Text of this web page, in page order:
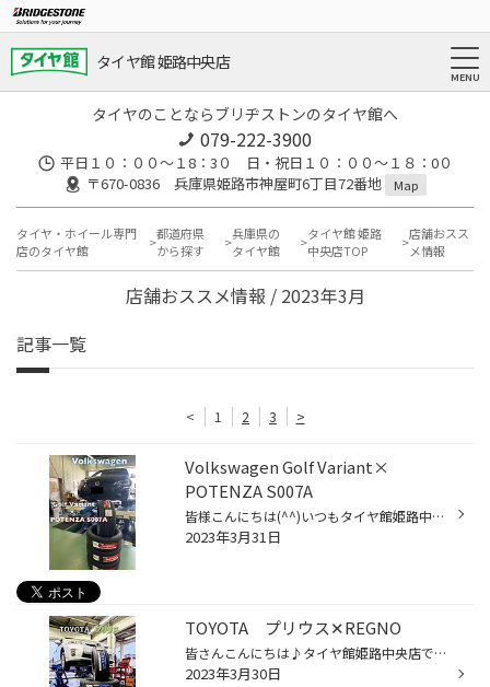
タイヤ館 姫路中央店
タイヤのことならブリヂストンのタイヤ館へ
079-222-3900
平日１０：００～１8：3０ 日・祝日１０：００～１８：0０
〒670-0836 兵庫県姫路市神屋町6丁目72番地
Map
タイヤ・ホイール専門
店のタイヤ館
都道府県
から探す
兵庫県の
タイヤ館
タイヤ館 姫路
中央店TOP
店舗おスス
メ情報
店舗おススメ情報 / 2023年3月
記事一覧
< 1 2 3 >
Volkswagen Golf Variant×
POTENZA S007A
皆様こんにちは(^^)いつもタイヤ館姫路中央店WEBをご覧いただき誠にありがとうございます！ 本日はフォルクスワーゲンのゴルフヴァリアントのタイヤ交換をご紹介します！ お選びいただいたのはPOTENZA S007Aです！ POTENZA S007Aの詳細はこちらをTAP 交換前のタイヤを点検してみるとタイヤの内側が...
2023年3月31日
TOYOTA プリウス✕REGNO
皆さんこんにちは♪タイヤ館姫路中央店です！ 本日はプリウスのタイヤ交換をご紹介致します(・∀・) 本日ご購入いただいたのはREGNO GR-XⅡです。 REGNO GR-XⅡの詳細はコチラ コチラのタイヤは快適な乗り心地を実現するために 静粛性能の向上と突起乗り越し時の衝撃の低下に拘ったタイヤになります。 ...
2023年3月30日